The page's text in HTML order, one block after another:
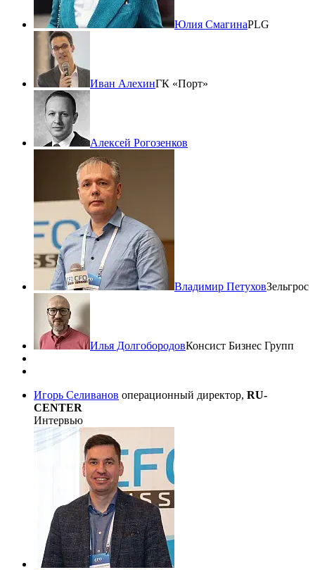
Юлия СмагинаPLG
Иван АлехинГК «Порт»
Алексей Рогозенков
Владимир ПетуховЗельгрос
Илья ДолгобородовКонсист Бизнес Групп
Игорь Селиванов операционный директор, RU-
CENTER
Интервью